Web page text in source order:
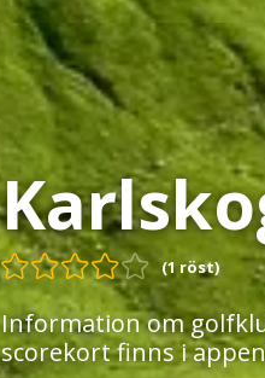
(1 röst)
Information om
scorekort finns i